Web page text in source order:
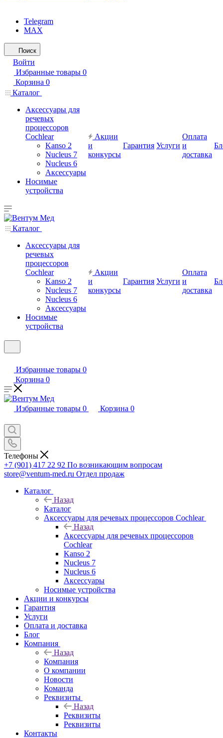
Telegram
MAX
Поиск
Войти
Избранные товары 0
Корзина 0
Каталог
Аксессуары для
речевых
процессоров
Cochlear
Kanso 2
Nucleus 7
Nucleus 6
Аксессуары
Носимые
устройства
Акции
и
конкурсы
Гарантия Услуги
Оплата
и
доставка
Каталог
Аксессуары для
речевых
процессоров
Cochlear
Kanso 2
Nucleus 7
Nucleus 6
Аксессуары
Носимые
устройства
Акции
и
конкурсы
Гарантия Услуги
Оплата
и
доставка
Избранные товары 0
Корзина 0
Избранные товары 0 Корзина 0
Телефоны
+7 (901) 417 22 92 По возникающим вопросам
store@ventum-med.ru Отдел продаж
Каталог
Назад
Каталог
Аксессуары для речевых процессоров Cochlear
Назад
Аксессуары для речевых процессоров
Cochlear
Kanso 2
Nucleus 7
Nucleus 6
Аксессуары
Носимые устройства
Акции и конкурсы
Гарантия
Услуги
Оплата и доставка
Блог
Компания
Назад
Компания
О компании
Новости
Команда
Реквизиты
Назад
Реквизиты
Реквизиты
Контакты